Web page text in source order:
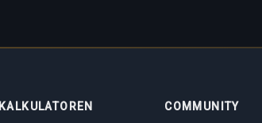
KALKULATOREN COMMUNITY